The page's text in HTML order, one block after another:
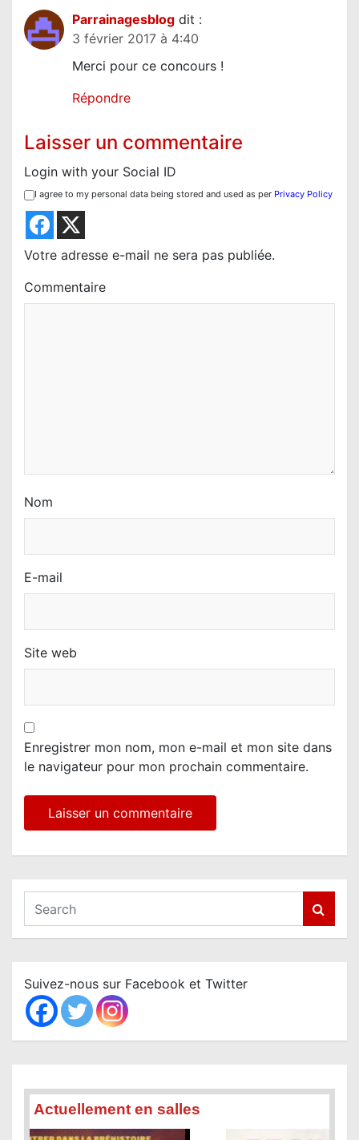
Parrainagesblog dit :
3 février 2017 à 4:40
Merci pour ce concours !
Répondre
Laisser un commentaire
Login with your Social ID
I agree to my personal data being stored and used as per Privacy Policy
Votre adresse e-mail ne sera pas publiée.
Commentaire
Nom
E-mail
Site web
Enregistrer mon nom, mon e-mail et mon site dans
le navigateur pour mon prochain commentaire.
a
c
h
Suivez-nous sur Facebook et Twitter
Actuellement en salles